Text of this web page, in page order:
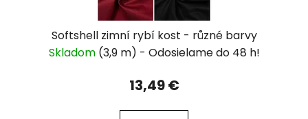
Softshell zimní rybí kost - různé barvy
Skladom (3,9 m)
13,49 €